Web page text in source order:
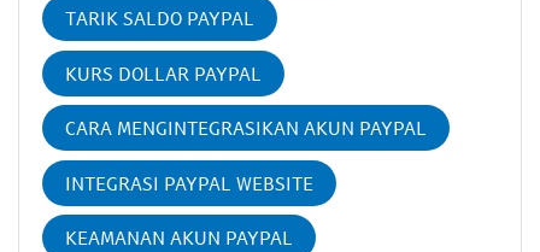
TARIK SALDO PAYPAL
KURS DOLLAR PAYPAL
CARA MENGINTEGRASIKAN AKUN PAYPAL
INTEGRASI PAYPAL WEBSITE
KEAMANAN AKUN PAYPAL